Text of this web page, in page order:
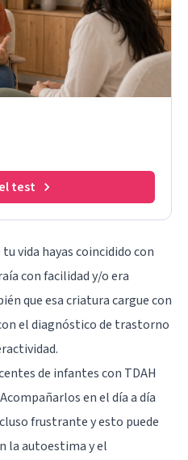
test
vida hayas coincidido con
con facilidad y/o era
que esa criatura cargue con
el diagnóstico de trastorno
.
de infantes con TDAH
en el día a día
frustrante y esto puede
la autoestima y el